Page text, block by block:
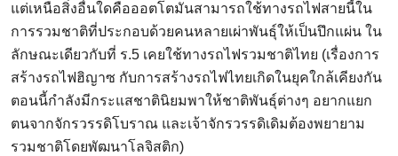
แต่เหนือสิ่งอื่นใดคือออตโตมันสามารถใช้ทางรถไฟสายนี้ใน
การรวมชาติที่ประกอบด้วยคนหลายเผ่าพันธุ์ให้เป็นปึกแผ่น ใน
ลักษณะเดียวกับที่ ร.5 เคยใช้ทางรถไฟรวมชาติไทย (เรื่องการ
สร้างรถไฟฮิญาซ กับการสร้างรถไฟไทยเกิดในยุคใกล้เคียงกัน
ตอนนี้กำลังมีกระแสชาตินิยมพาให้ชาติพันธุ์ต่างๆ อยากแยก
ตนจากจักรวรรดิโบราณ และเจ้าจักรวรรดิเดิมต้องพยายาม
รวมชาติโดยพัฒนาโลจิสติก)